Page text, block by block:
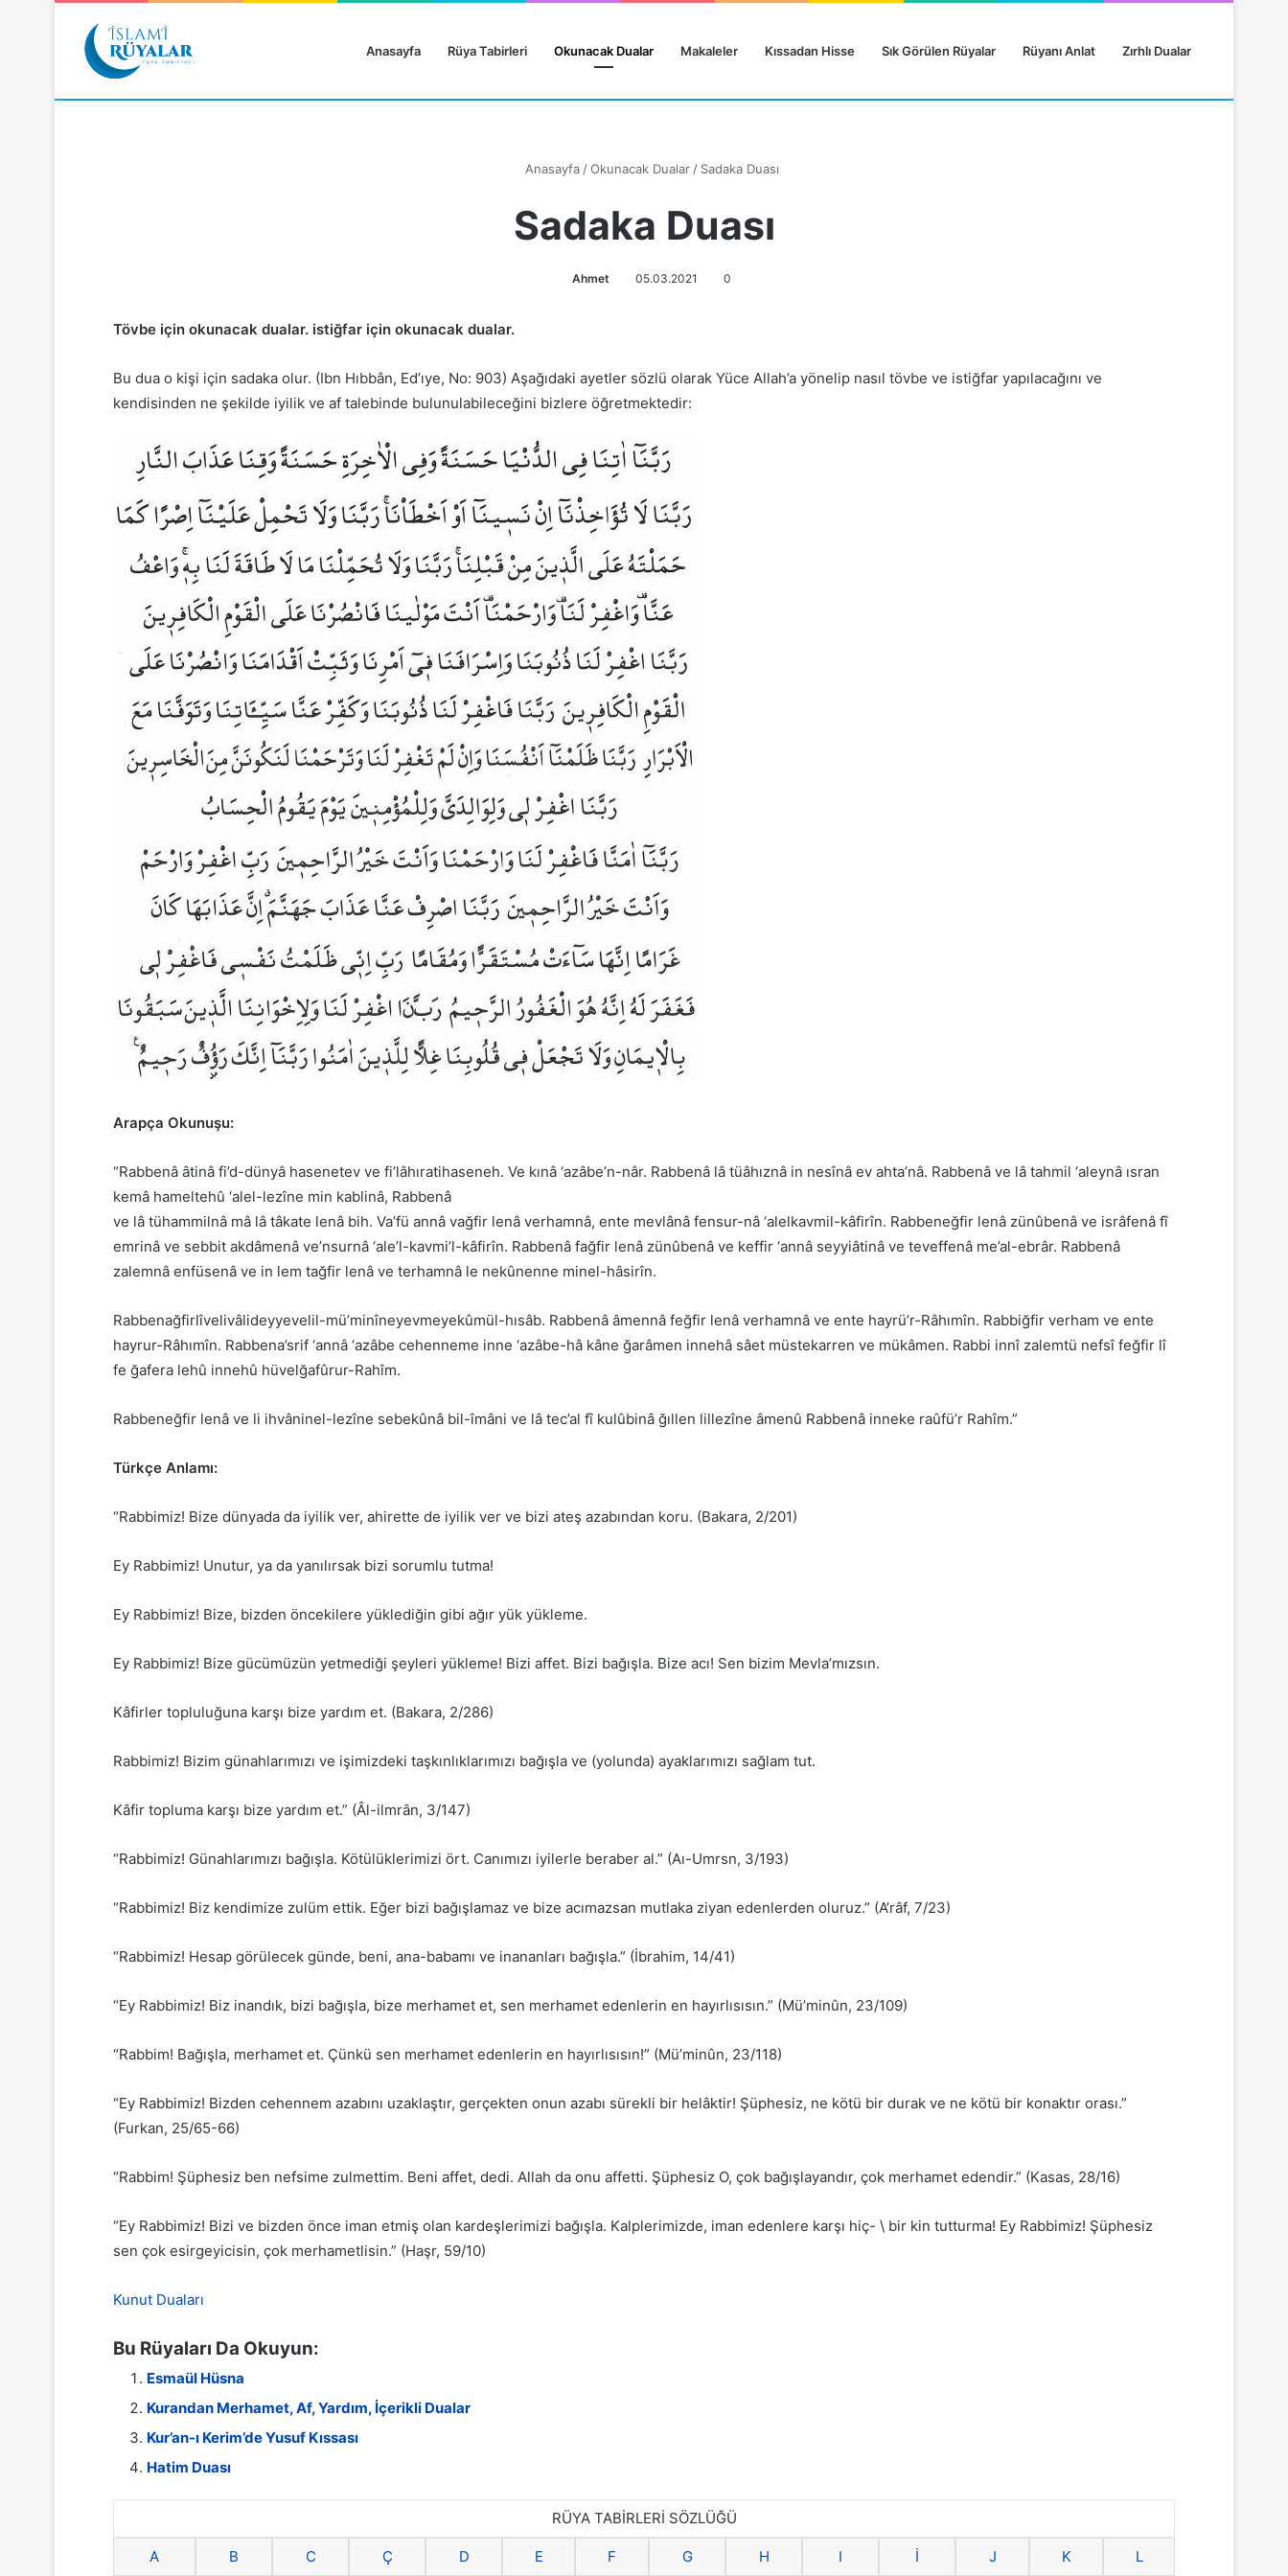
Anasayfa Rüya Tabirleri Okunacak Dualar Makaleler Kıssadan Hisse Sık Görülen Rüyalar Rüyanı Anlat Zırhlı Dualar
Anasayfa /Okunacak Dualar / Sadaka Duası
Sadaka Duası
Ahmet 05.03.2021 0
Tövbe için okunacak dualar. istiğfar için okunacak dualar.
Bu dua o kişi için sadaka olur. (Ibn Hıbbân, Ed’ıye, No: 903) Aşağıdaki ayetler sözlü olarak Yüce Allah’a yönelip nasıl tövbe ve istiğfar yapılacağını ve
kendisinden ne şekilde iyilik ve af talebinde bulunulabileceğini bizlere öğretmektedir:
Arapça Okunuşu:
“Rabbenâ âtinâ fi’d-dünyâ hasenetev ve fi’lâhıratihaseneh. Ve kınâ ‘azâbe’n-nâr. Rabbenâ lâ tüâhıznâ in nesînâ ev ahta’nâ. Rabbenâ ve lâ tahmil ‘aleynâ ısran
kemâ hameltehû ‘alel-lezîne min kablinâ, Rabbenâ
ve lâ tühammilnâ mâ lâ tâkate lenâ bih. Va’fü annâ vağfir lenâ verhamnâ, ente mevlânâ fensur-nâ ‘alelkavmil-kâfirîn. Rabbeneğfir lenâ zünûbenâ ve isrâfenâ fî
emrinâ ve sebbit akdâmenâ ve’nsurnâ ‘ale’l-kavmi’l-kâfirîn. Rabbenâ fağfir lenâ zünûbenâ ve keffir ‘annâ seyyiâtinâ ve teveffenâ me’al-ebrâr. Rabbenâ
zalemnâ enfüsenâ ve in lem tağfir lenâ ve terhamnâ le nekûnenne minel-hâsirîn.
Rabbenağfirlîvelivâlideyyevelil-mü’minîneyevmeyekûmül-hısâb. Rabbenâ âmennâ feğfir lenâ verhamnâ ve ente hayrü’r-Râhımîn. Rabbiğfir verham ve ente
hayrur-Râhımîn. Rabbena’srif ‘annâ ‘azâbe cehenneme inne ‘azâbe-hâ kâne ğarâmen innehâ sâet müstekarren ve mükâmen. Rabbi innî zalemtü nefsî feğfir lî
fe ğafera lehû innehû hüvelğafûrur-Rahîm.
Rabbeneğfir lenâ ve li ihvâninel-lezîne sebekûnâ bil-îmâni ve lâ tec’al fî kulûbinâ ğıllen lillezîne âmenû Rabbenâ inneke raûfü’r Rahîm.”
Türkçe Anlamı:
“Rabbimiz! Bize dünyada da iyilik ver, ahirette de iyilik ver ve bizi ateş azabından koru. (Bakara, 2/201)
Ey Rabbimiz! Unutur, ya da yanılırsak bizi sorumlu tutma!
Ey Rabbimiz! Bize, bizden öncekilere yüklediğin gibi ağır yük yükleme.
Ey Rabbimiz! Bize gücümüzün yetmediği şeyleri yükleme! Bizi affet. Bizi bağışla. Bize acı! Sen bizim Mevla’mızsın.
Kâfirler topluluğuna karşı bize yardım et. (Bakara, 2/286)
Rabbimiz! Bizim günahlarımızı ve işimizdeki taşkınlıklarımızı bağışla ve (yolunda) ayaklarımızı sağlam tut.
Kâfir topluma karşı bize yardım et.” (Âl-ilmrân, 3/147)
“Rabbimiz! Günahlarımızı bağışla. Kötülüklerimizi ört. Canımızı iyilerle beraber al.” (Aı-Umrsn, 3/193)
“Rabbimiz! Biz kendimize zulüm ettik. Eğer bizi bağışlamaz ve bize acımazsan mutlaka ziyan edenlerden oluruz.” (A’râf, 7/23)
“Rabbimiz! Hesap görülecek günde, beni, ana-babamı ve inananları bağışla.” (İbrahim, 14/41)
“Ey Rabbimiz! Biz inandık, bizi bağışla, bize merhamet et, sen merhamet edenlerin en hayırlısısın.” (Mü’minûn, 23/109)
“Rabbim! Bağışla, merhamet et. Çünkü sen merhamet edenlerin en hayırlısısın!” (Mü’minûn, 23/118)
“Ey Rabbimiz! Bizden cehennem azabını uzaklaştır, gerçekten onun azabı sürekli bir helâktir! Şüphesiz, ne kötü bir durak ve ne kötü bir konaktır orası.”
(Furkan, 25/65-66)
“Rabbim! Şüphesiz ben nefsime zulmettim. Beni affet, dedi. Allah da onu affetti. Şüphesiz O, çok bağışlayandır, çok merhamet edendir.” (Kasas, 28/16)
“Ey Rabbimiz! Bizi ve bizden önce iman etmiş olan kardeşlerimizi bağışla. Kalplerimizde, iman edenlere karşı hiç- \ bir kin tutturma! Ey Rabbimiz! Şüphesiz
sen çok esirgeyicisin, çok merhametlisin.” (Haşr, 59/10)
Kunut Duaları
Bu Rüyaları Da Okuyun:
Esmaül Hüsna
Kurandan Merhamet, Af, Yardım, İçerikli Dualar
Kur’an-ı Kerim’de Yusuf Kıssası
Hatim Duası
RÜYA TABİRLERİ SÖZLÜĞÜ
A B C Ç D E F G H I İ J K L